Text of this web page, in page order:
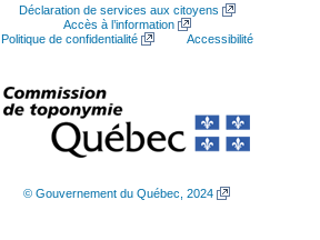
Déclaration de services aux citoyens
Accès à l’information
Politique de confidentialité
Accessibilité
© Gouvernement du Québec, 2024